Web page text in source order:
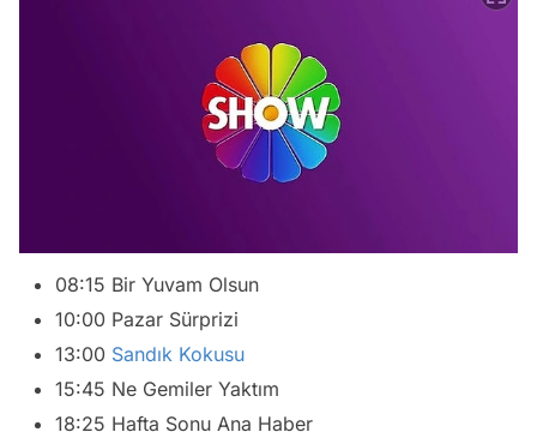
08:15 Bir Yuvam Olsun
10:00 Pazar Sürprizi
13:00 Sandık Kokusu
15:45 Ne Gemiler Yaktım
18:25 Hafta Sonu Ana Haber